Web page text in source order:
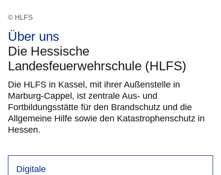
© HLFS
Über uns
Die Hessische
Landesfeuerwehrschule (HLFS)
Die HLFS in Kassel, mit ihrer Außenstelle in
Marburg-Cappel, ist zentrale Aus- und
Fortbildungsstätte für den Brandschutz und die
Allgemeine Hilfe sowie den Katastrophenschutz in
Hessen.
Digitale